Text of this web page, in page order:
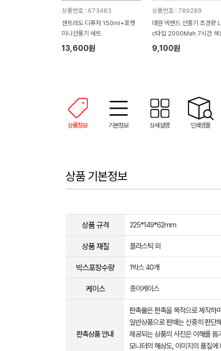
상품번호 : 673483
센트라도 디퓨저 150ml+포켓
미니선풍기 세트
13,600원
상품번호 : 789289
대원 넥밴드 선풍기 초경량
c타입 2000Mah 7시간 색
덤
9,100원
상품정보 기본정보 상세설명 인쇄샘플
상품 기본정보
상품 규격 225*149*62mm
상품 재질 플라스틱 외
박스포장수량 1박스 40개
케이스 종이케이스
판촉상품 안내
판촉물은 판촉을 목적으로 제작하
일반상품으로 판매는 신중히 판단
제공되는 상품의 사진은 이해를
모니터의 해상도, 이미지의 품질